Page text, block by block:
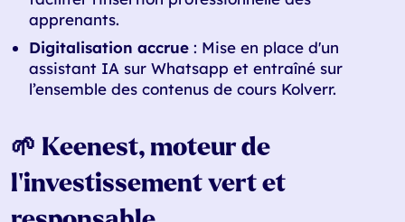
apprenants.
Digitalisation accrue : Mise en place d'un
assistant IA sur Whatsapp et entraîné sur
l’ensemble des contenus de cours Kolverr.
🌱 Keenest, moteur de
l’investissement vert et